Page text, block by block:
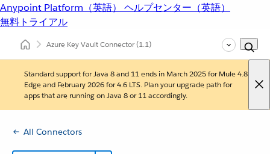
Anypoint Platform（英語） ヘルプセンター（英語）
無料トライアル
Azure Key Vault Connector(1.1)
Standard support for Java 8 and 11 ends in March 2025 for Mule 4.8
Edge and February 2026 for 4.6 LTS. Plan your upgrade path for
apps that are running on Java 8 or 11 accordingly.
All Connectors